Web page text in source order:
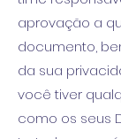
aprovação a
documento,
da sua
você tiver
como os seus